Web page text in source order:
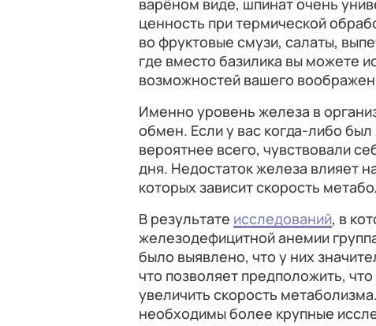
варёном виде, шпинат очень
ценность при термической
во фруктовые смузи, салаты,
где вместо базилика вы можете
возможностей вашего
Именно уровень железа в
обмен. Если у вас когда-либо
вероятнее всего, чувствовали
дня. Недостаток железа влияет
которых зависит скорость
В результате исследований, в
железодефицитной анемии
было выявлено, что у них
что позволяет предположить,
увеличить скорость
необходимы более крупные